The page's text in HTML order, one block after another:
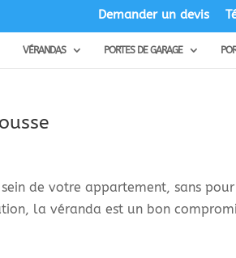
Demander un devis
VÉRANDAS PORTES DE GARAGE
de votre appartement, sans
la véranda est un bon